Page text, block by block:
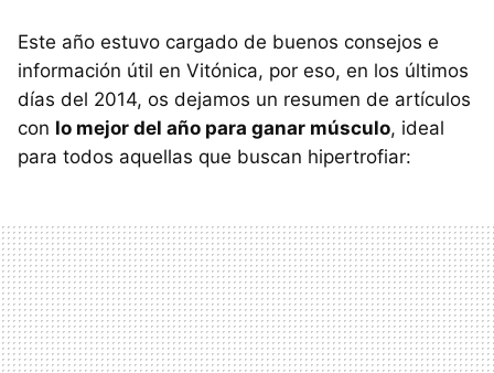
Este año estuvo cargado de buenos consejos e
información útil en Vitónica, por eso, en los últimos
días del 2014, os dejamos un resumen de artículos
con lo mejor del año para ganar músculo, ideal
para todos aquellas que buscan hipertrofiar: